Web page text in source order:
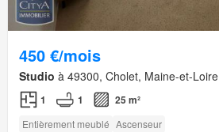
450 €/mois
Studio à 49300, Cholet, Maine-et-
1 1 25 m²
Entièrement meublé Ascenseur